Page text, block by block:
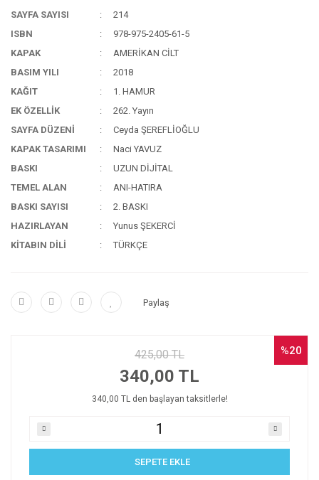
SAYFA SAYISI
214
ISBN
978-975-2405-61-5
KAPAK
AMERİKAN CİLT
BASIM YILI
2018
KAĞIT
1. HAMUR
EK ÖZELLİK
262. Yayın
SAYFA DÜZENİ
Ceyda ŞEREFLİOĞLU
KAPAK TASARIMI
Naci YAVUZ
BASKI
UZUN DİJİTAL
TEMEL ALAN
ANI-HATIRA
BASKI SAYISI
2. BASKI
HAZIRLAYAN
Yunus ŞEKERCİ
KİTABIN DİLİ
TÜRKÇE
Paylaş
%20
425,00 TL
340,00 TL
340,00 TL den başlayan taksitlerle!
SEPETE EKLE